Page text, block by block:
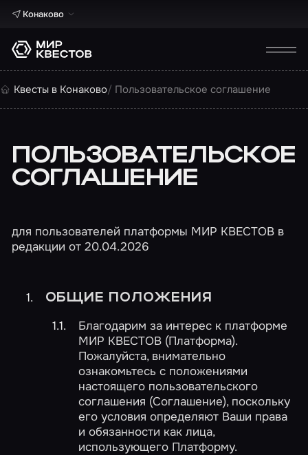
Конаково
Квесты в Конаково Пользовательское соглашение
ПОЛЬЗОВАТЕЛЬСКОЕ
СОГЛАШЕНИЕ
для пользователей платформы МИР КВЕСТОВ в
редакции от 20.04.2026
ОБЩИЕ ПОЛОЖЕНИЯ
Благодарим за интерес к платформе
МИР КВЕСТОВ (Платформа).
Пожалуйста, внимательно
ознакомьтесь с положениями
настоящего пользовательского
соглашения (Соглашение), поскольку
его условия определяют Ваши права
и обязанности как лица,
использующего Платформу.